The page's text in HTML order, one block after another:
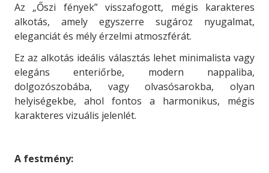
Az „Őszi fények” visszafogott, mégis karakteres
alkotás, amely egyszerre sugároz nyugalmat,
eleganciát és mély érzelmi atmoszférát.
Ez az alkotás ideális választás lehet minimalista vagy
elegáns enteriőrbe, modern nappaliba,
dolgozószobába, vagy olvasósarokba, olyan
helyiségekbe, ahol fontos a harmonikus, mégis
karakteres vizuális jelenlét.
A festmény: